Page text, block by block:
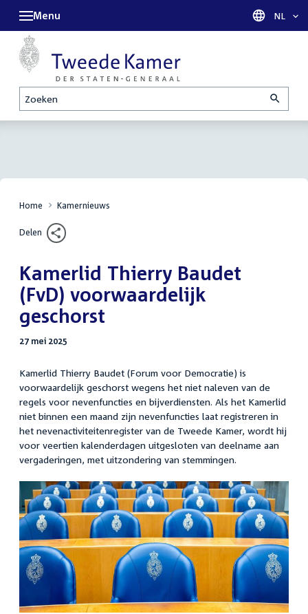
Zoeken
Menu Taal
NL
Home Kamernieuws
Delen
Kamerlid Thierry Baudet
(FvD) voorwaardelijk
geschorst
27 mei 2025
Kamerlid Thierry Baudet (Forum voor Democratie) is
voorwaardelijk geschorst wegens het niet naleven van de
regels voor nevenfuncties en bijverdiensten. Als het Kamerlid
niet binnen een maand zijn nevenfuncties laat registreren in
het nevenactiviteitenregister van de Tweede Kamer, wordt hij
voor veertien kalenderdagen uitgesloten van deelname aan
vergaderingen, met uitzondering van stemmingen.